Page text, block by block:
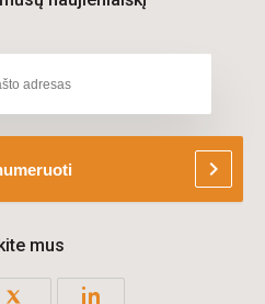
chevron_right
mus